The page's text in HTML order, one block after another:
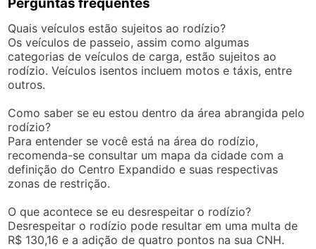
Quais veículos estão sujeitos ao rodízio?
Os veículos de passeio, assim como algumas
categorias de veículos de carga, estão sujeitos ao
rodízio. Veículos isentos incluem motos e táxis, entre
outros.
Como saber se eu estou dentro da área abrangida pelo
rodízio?
Para entender se você está na área do rodízio,
recomenda-se consultar um mapa da cidade com a
definição do Centro Expandido e suas respectivas
zonas de restrição.
O que acontece se eu desrespeitar o rodízio?
Desrespeitar o rodízio pode resultar em uma multa de
R$ 130,16 e a adição de quatro pontos na sua CNH.